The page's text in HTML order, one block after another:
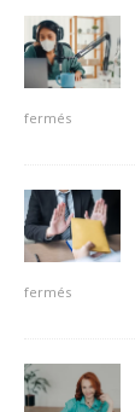
fermés
fermés